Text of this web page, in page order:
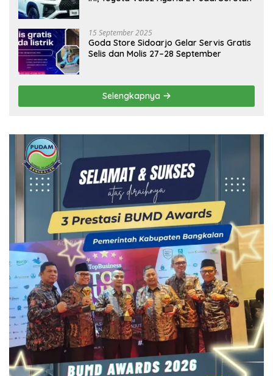
15 September 2025
Goda Store Sidoarjo Gelar Servis Gratis
Selis dan Molis 27–28 September
Selengkapnya